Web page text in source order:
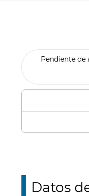
Pendiente de
Datos